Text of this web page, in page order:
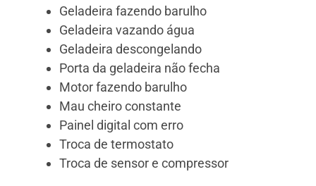
Geladeira fazendo barulho
Geladeira vazando água
Geladeira descongelando
Porta da geladeira não fecha
Motor fazendo barulho
Mau cheiro constante
Painel digital com erro
Troca de termostato
Troca de sensor e compressor